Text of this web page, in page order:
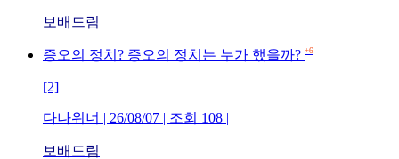
보배드림
증오의 정치? 증오의 정치는 누가 했을까? +6
[2]
다나위너 | 26/08/07 | 조회 108 |
보배드림